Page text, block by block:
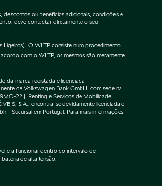
descontos ou benefícios adicionais, condições e
deve contactar diretamente o seu
Ligeiros). O WLTP consiste num procedimento
com o WLTP, os mesmos são meramente
da marca registada e licenciada
de Volkswagen Bank GmbH, com sede na
22 |. Renting e Serviços de Mobilidade
S.A., encontra-se devidamente licenciada e
- Sucursal em Portugal. Para mais informações
e a funcionar dentro do intervalo de
de alta tensão.